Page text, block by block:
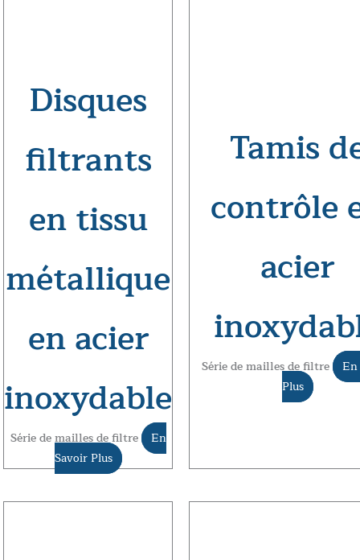
Disques
filtrants
en tissu
métallique
en acier
inoxydable
Série de mailles de filtre En
Savoir Plus
Tamis
contrôle
acier
Série de mailles de filtre En
Plus